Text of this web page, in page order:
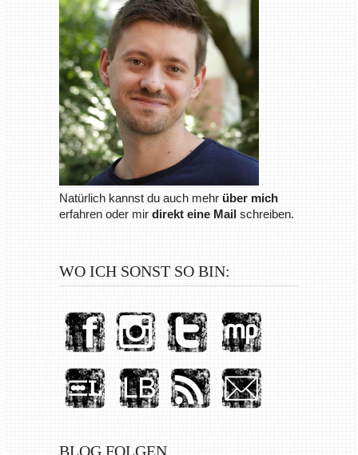
Natürlich kannst du auch mehr über mich
erfahren oder mir direkt eine Mailschreiben.
WO ICH SONST SO BIN:
BLOG FOLGEN